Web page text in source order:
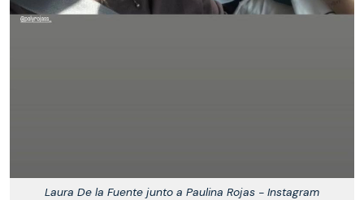
Laura De la Fuente junto a Paulina Rojas - Instagram